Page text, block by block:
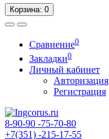
Корзина: 0
Сравнение0
Закладки0
Личный кабинет
Авторизация
Регистрация
8-90-90 -75-70-80
+7(351) -215-17-55